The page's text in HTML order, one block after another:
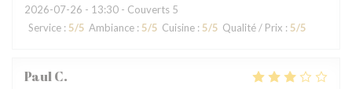
2026-07-26 - 13:30 - Couverts 5
Service : 5/5 Ambiance : 5/5 Cuisine : 5/5 Qualité / Prix : 5/5
PaulC